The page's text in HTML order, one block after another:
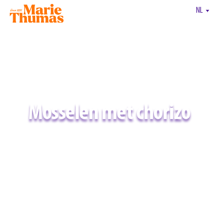
NL
Mosselen met chorizo